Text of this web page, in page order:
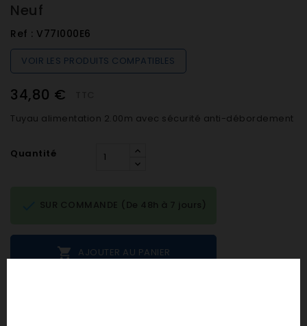
Neuf
Ref : V77I000E6
VOIR LES PRODUITS COMPATIBLES
34,80 €
Tuyau alimentation 2.00m avec sécurité anti-débordement
Quantité
 AJOUTER AU PANIER
SUR COMMANDE (De 48h à 7 jours)